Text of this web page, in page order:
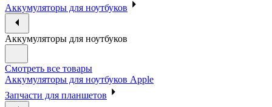
Аккумуляторы для ноутбуков
Аккумуляторы для ноутбуков
Смотреть все товары
Аккумуляторы для ноутбуков Apple
Запчасти для планшетов